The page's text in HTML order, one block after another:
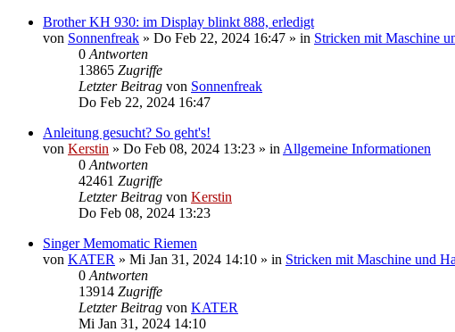
Brother KH 930: im Display blinkt 888, erledigt
von Sonnenfreak » Do Feb 22, 2024 16:47 » in Stricken mit Maschine
0 Antworten
13865 Zugriffe
Letzter Beitrag von Sonnenfreak
Do Feb 22, 2024 16:47
Anleitung gesucht? So geht's!
von Kerstin » Do Feb 08, 2024 13:23 » in Allgemeine Informationen
0 Antworten
42461 Zugriffe
Letzter Beitrag von Kerstin
Do Feb 08, 2024 13:23
Singer Memomatic Riemen
von KATER » Mi Jan 31, 2024 14:10 » in Stricken mit Maschine und
0 Antworten
13914 Zugriffe
Letzter Beitrag von KATER
Mi Jan 31, 2024 14:10